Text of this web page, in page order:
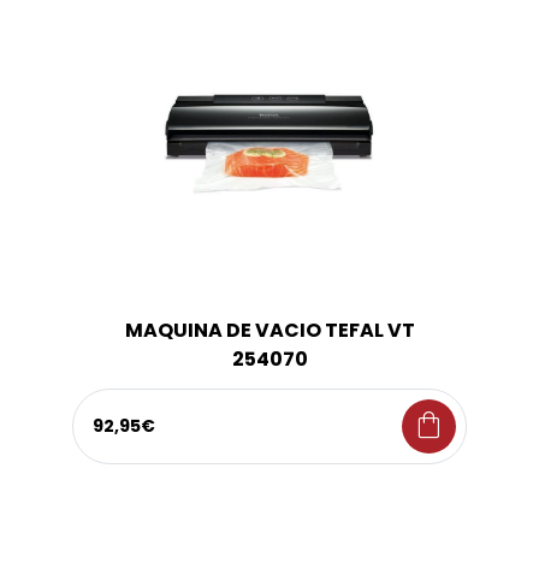
MAQUINA DE VACIO TEFAL VT
254070
92,95€ shopping_bag